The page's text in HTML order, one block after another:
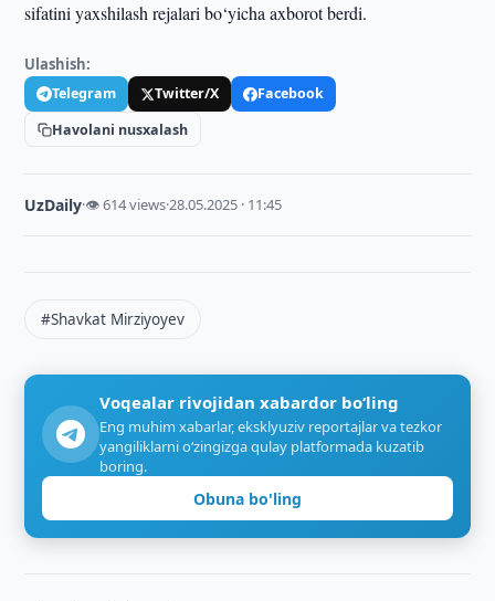
sifatini yaxshilash rejalari bo‘yicha axborot berdi.
Ulashish:
Telegram Twitter/X
Facebook
Havolani nusxalash
UzDaily·👁 614 views·28.05.2025 · 11:45
#Shavkat Mirziyoyev
Voqealar rivojidan xabardor bo‘ling
Eng muhim xabarlar, eksklyuziv reportajlar va tezkor
yangiliklarni o‘zingizga qulay platformada kuzatib
boring.
Obuna bo'ling